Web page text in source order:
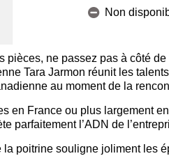
Non
ne passez pas à côté
Tara Jarmon réunit les
au moment de la
en France ou plus largement
parfaitement l’ADN de
poitrine souligne joliment les